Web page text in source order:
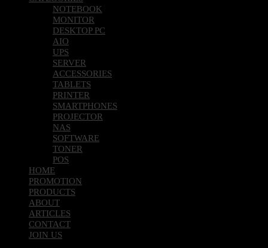
NOTEBOOK
MONITOR
DESKTOP PC
AIO
UPS
SERVER
ACCESSORIES
TABLETS
PRINTER
SMARTPHONES
PROJECTOR
NAS
SOFTWARE
TONER
POS
HOME
PROMOTION
PRODUCTS
ABOUT
ARTICLES
CONTACT
JOIN US